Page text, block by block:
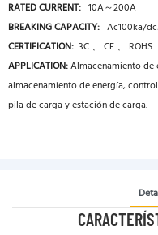
RATED CURRENT: 10A～200A
BREAKING CAPACITY: Ac100ka/
CERTIFICATION: 3C 、 CE 、 ROHS
APPLICATION:Almacenamiento de
almacenamiento de energía,
pila de carga y estación de carga.